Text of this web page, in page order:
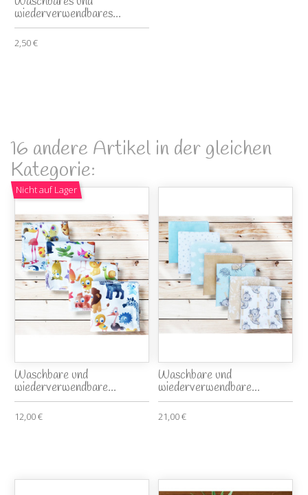
wiederverwendbares...
2,50 €
16 andere Artikel in der gleichen
Kategorie:
Nicht auf Lager
Waschbare und
wiederverwendbare...
12,00 €
Waschbare und
wiederverwendbare...
21,00 €